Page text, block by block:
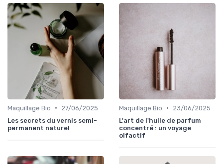
Maquillage Bio •
27/06/2025
Les secrets du vernis semi-
permanent naturel
Maquillage Bio •
23/06/2025
L'art de l'huile de parfum
concentré : un voyage
olfactif